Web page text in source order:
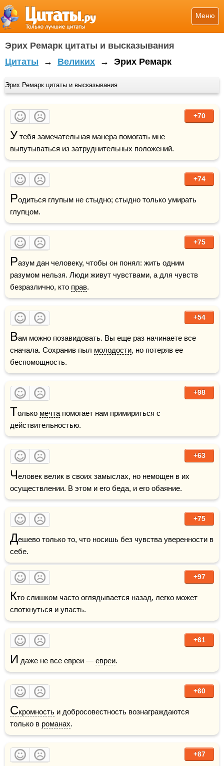
Меню
Эрих Ремарк цитаты и высказывания
Цитаты → Великих → Эрих Ремарк
Эрих Ремарк цитаты и высказывания
+70
У тебя замечательная манера помогать мне
выпутываться из затруднительных положений.
+74
Родиться глупым не стыдно; стыдно только умирать
глупцом.
+75
Разум дан человеку, чтобы он понял: жить одним
разумом нельзя. Люди живут чувствами, а для чувств
безразлично, кто прав.
+54
Вам можно позавидовать. Вы еще раз начинаете все
сначала. Сохранив пыл молодости, но потеряв ее
беспомощность.
+98
Только мечта помогает нам примириться с
действительностью.
+63
Человек велик в своих замыслах, но немощен в их
осуществлении. В этом и его беда, и его обаяние.
+75
Дешево только то, что носишь без чувства уверенности в
себе.
+97
Кто слишком часто оглядывается назад, легко может
споткнуться и упасть.
+61
И даже не все евреи — евреи.
+60
Скромность и добросовестность вознаграждаются
только в романах.
+87